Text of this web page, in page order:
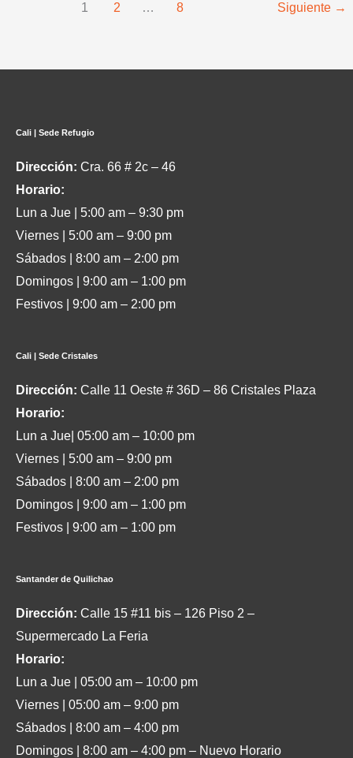
1 2 … 8 Siguiente →
Cali | Sede Refugio
Dirección: Cra. 66 # 2c – 46
Horario:
Lun a Jue | 5:00 am – 9:30 pm
Viernes | 5:00 am – 9:00 pm
Sábados | 8:00 am – 2:00 pm
Domingos | 9:00 am – 1:00 pm
Festivos | 9:00 am – 2:00 pm
Cali | Sede Cristales
Dirección: Calle 11 Oeste # 36D – 86 Cristales Plaza
Horario:
Lun a Jue| 05:00 am – 10:00 pm
Viernes | 5:00 am – 9:00 pm
Sábados | 8:00 am – 2:00 pm
Domingos | 9:00 am – 1:00 pm
Festivos | 9:00 am – 1:00 pm
Santander de Quilichao
Dirección: Calle 15 #11 bis – 126 Piso 2 –
Supermercado La Feria
Horario:
Lun a Jue | 05:00 am – 10:00 pm
Viernes | 05:00 am – 9:00 pm
Sábados | 8:00 am – 4:00 pm
Domingos | 8:00 am – 4:00 pm – Nuevo Horario